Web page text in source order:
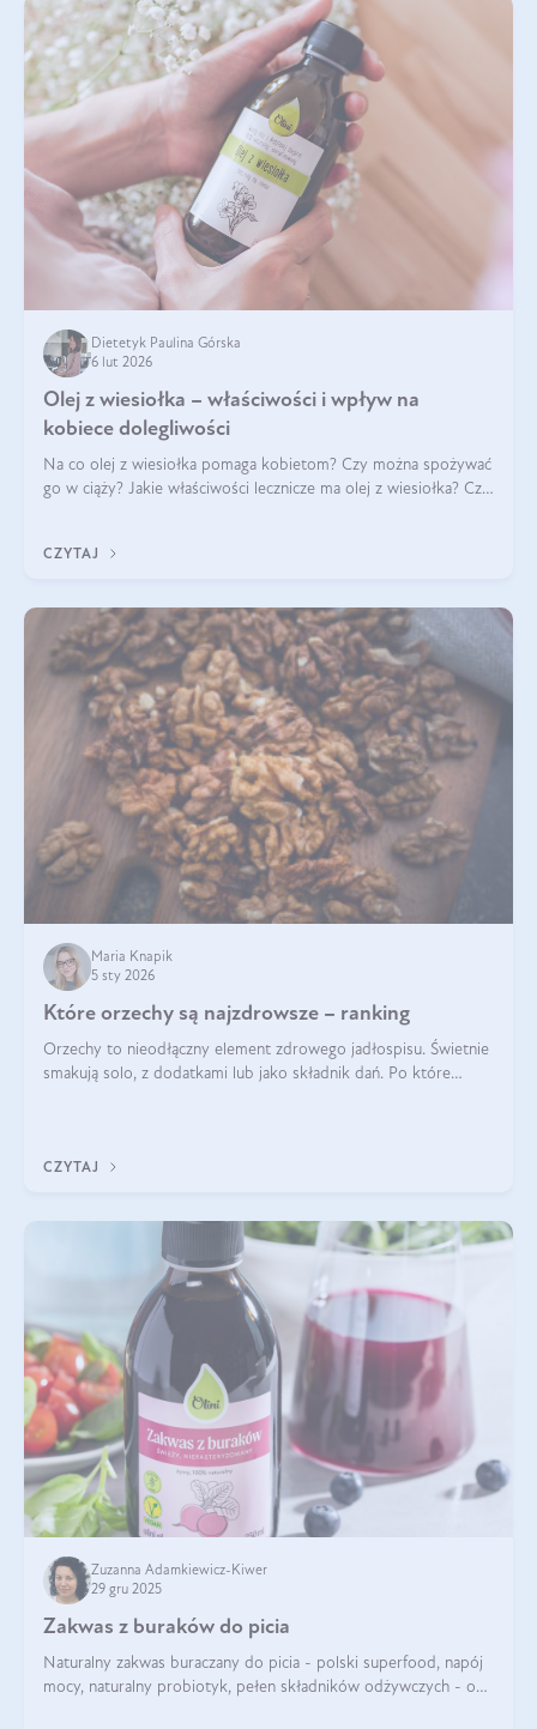
Dietetyk Paulina Górska
6 lut 2026
Olej z wiesiołka – właściwości i wpływ na
kobiece dolegliwości
Na co olej z wiesiołka pomaga kobietom? Czy można spożywać
go w ciąży? Jakie właściwości lecznicze ma olej z wiesiołka? Czy
CZYTAJ
Maria Knapik
5 sty 2026
Które orzechy są najzdrowsze – ranking
Orzechy to nieodłączny element zdrowego jadłospisu. Świetnie
smakują solo, z dodatkami lub jako składnik dań. Po które
CZYTAJ
Zuzanna Adamkiewicz-Kiwer
29 gru 2025
Zakwas z buraków do picia
Naturalny zakwas buraczany do picia - polski superfood, napój
mocy, naturalny probiotyk, pełen składników odżywczych - o